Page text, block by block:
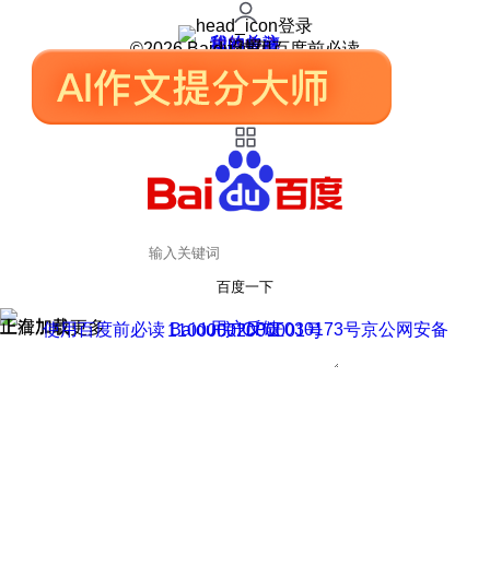
登录
我的关注
我的收藏
皮肤中心
用户反馈
设置
©2026 Baidu 使用百度前必读
百度一下
正在加载
上滑加载更多 用户反馈
使用百度前必读 Baidu 京ICP证030173号
京公网安备11000002000001号